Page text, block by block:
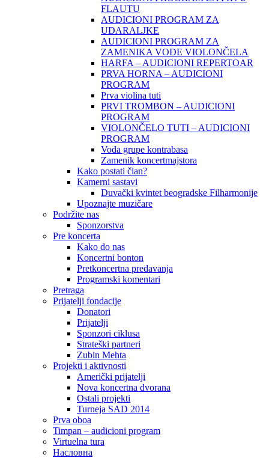
FLAUTU
AUDICIONI PROGRAM ZA
UDARALЈKE
AUDICIONI PROGRAM ZA
ZAMENIKA VOĐE VIOLONČELA
HARFA – AUDICIONI REPERTOAR
PRVA HORNA – AUDICIONI
PROGRAM
Prva violina tuti
PRVI TROMBON – AUDICIONI
PROGRAM
VIOLONČELO TUTI – AUDICIONI
PROGRAM
Vođa grupe kontrabasa
Zamenik koncertmajstora
Kako postati član?
Kamerni sastavi
Duvački kvintet beogradske Filharmonije
Upoznajte muzičare
Podržite nas
Sponzorstva
Pre koncerta
Kako do nas
Koncertni bonton
Pretkoncertna predavanja
Programski komentari
Pretraga
Prijatelji fondacije
Donatori
Prijatelji
Sponzori ciklusa
Strateški partneri
Zubin Mehta
Projekti i aktivnosti
Američki prijatelji
Nova koncertna dvorana
Ostali projekti
Turneja SAD 2014
Prva oboa
Timpan – audicioni program
Virtuelna tura
Насловна